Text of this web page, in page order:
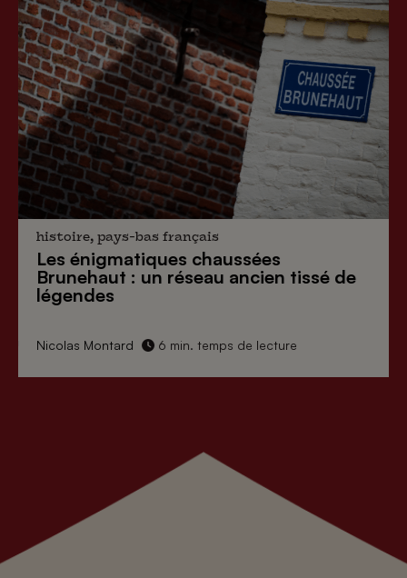
histoire, pays-bas français
Les énigmatiques chaussées
Brunehaut : un réseau ancien tissé de
légendes
Nicolas Montard 6 min. temps de lecture